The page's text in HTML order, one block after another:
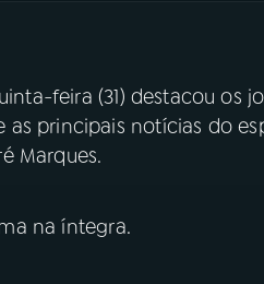
feira (31) destacou os
as principais notícias do
Marques.
na íntegra.